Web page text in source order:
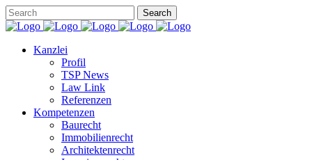
Kanzlei
Profil
TSP News
Law Link
Referenzen
Kompetenzen
Baurecht
Immobilienrecht
Architektenrecht